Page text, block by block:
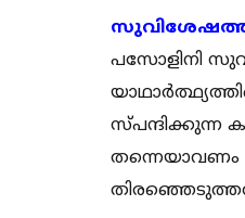
പസോളിനി
സ്പന്ദിക്കുന്ന
തന്നെയാവണം